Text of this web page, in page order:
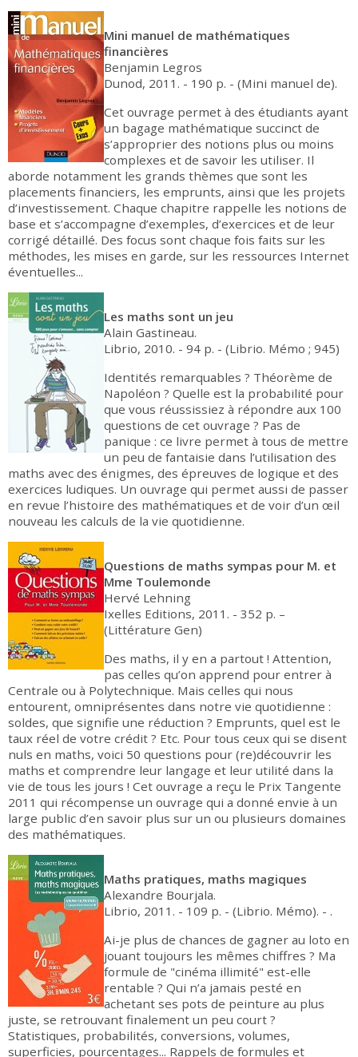
Mini manuel de mathématiques
financières
Benjamin Legros
Dunod, 2011. - 190 p. - (Mini manuel de).
Cet ouvrage permet à des étudiants ayant
un bagage mathématique succinct de
s’approprier des notions plus ou moins
complexes et de savoir les utiliser. Il
aborde notamment les grands thèmes que sont les
placements financiers, les emprunts, ainsi que les projets
d’investissement. Chaque chapitre rappelle les notions de
base et s’accompagne d’exemples, d’exercices et de leur
corrigé détaillé. Des focus sont chaque fois faits sur les
méthodes, les mises en garde, sur les ressources Internet
éventuelles...
Les maths sont un jeu
Alain Gastineau.
Librio, 2010. - 94 p. - (Librio. Mémo ; 945)
Identités remarquables ? Théorème de
Napoléon ? Quelle est la probabilité pour
que vous réussissiez à répondre aux 100
questions de cet ouvrage ? Pas de
panique : ce livre permet à tous de mettre
un peu de fantaisie dans l’utilisation des
maths avec des énigmes, des épreuves de logique et des
exercices ludiques. Un ouvrage qui permet aussi de passer
en revue l’histoire des mathématiques et de voir d’un œil
nouveau les calculs de la vie quotidienne.
Questions de maths sympas pour M. et
Mme Toulemonde
Hervé Lehning
Ixelles Editions, 2011. - 352 p. –
(Littérature Gen)
Des maths, il y en a partout ! Attention,
pas celles qu’on apprend pour entrer à
Centrale ou à Polytechnique. Mais celles qui nous
entourent, omniprésentes dans notre vie quotidienne :
soldes, que signifie une réduction ? Emprunts, quel est le
taux réel de votre crédit ? Etc. Pour tous ceux qui se disent
nuls en maths, voici 50 questions pour (re)découvrir les
maths et comprendre leur langage et leur utilité dans la
vie de tous les jours ! Cet ouvrage a reçu le Prix Tangente
2011 qui récompense un ouvrage qui a donné envie à un
large public d’en savoir plus sur un ou plusieurs domaines
des mathématiques.
Maths pratiques, maths magiques
Alexandre Bourjala.
Librio, 2011. - 109 p. - (Librio. Mémo). - .
Ai-je plus de chances de gagner au loto en
jouant toujours les mêmes chiffres ? Ma
formule de "cinéma illimité" est-elle
rentable ? Qui n’a jamais pesté en
achetant ses pots de peinture au plus
juste, se retrouvant finalement un peu court ?
Statistiques, probabilités, conversions, volumes,
superficies, pourcentages... Rappels de formules et